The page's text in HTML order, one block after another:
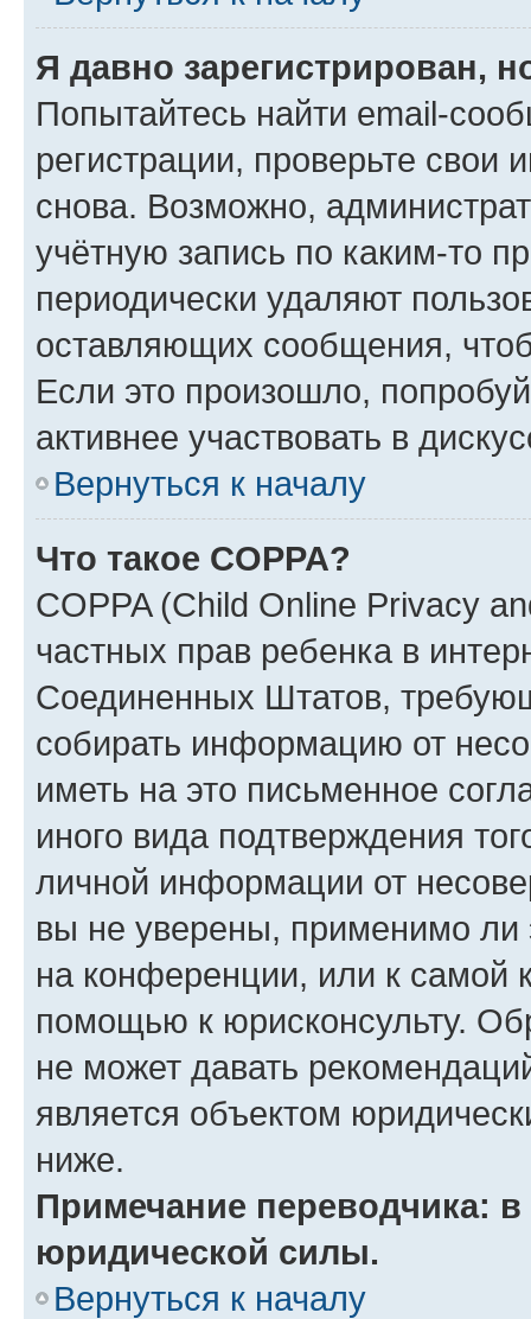
Я давно зарегистрирован,
Попытайтесь найти email-
регистрации, проверьте свои
снова. Возможно,
учётную запись по каким-то
периодически удаляют
оставляющих сообщения,
Если это произошло,
активнее участвовать в
Вернуться к началу
Что такое COPPA?
COPPA (Child Online Privacy
частных прав ребенка в
Соединенных Штатов,
собирать информацию от
иметь на это письменное
иного вида подтверждения
личной информации от
вы не уверены, применимо ли
на конференции, или к самой
помощью к юрисконсульту.
не может давать
является объектом
ниже.
Примечание переводчика:
юридической силы.
Вернуться к началу